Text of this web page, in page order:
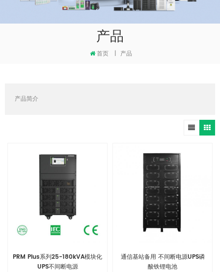
产品
首页 | 产品
产品简介
PRM Plus系列25-180kVA模块化
UPS不间断电源
通信基站备用 不间断电源UPS磷
酸铁锂电池